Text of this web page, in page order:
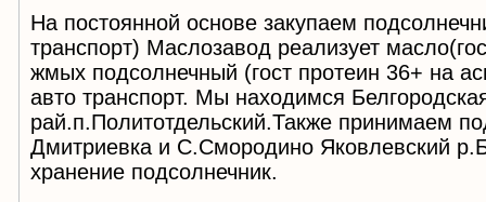
На постоянной основе закупаем
транспорт) Маслозавод реализует
жмых подсолнечный (гост протеин 36+ на
авто транспорт. Мы находимся
рай.п.Политотдельский.Также принимаем
Дмитриевка и С.Смородино Яковлевский
хранение подсолнечник.